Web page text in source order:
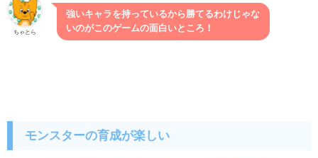
ちゃとら
強いキャラを持っているから勝てるわけじゃな
いのがこのゲームの面白いところ！
モンスターの育成が楽しい